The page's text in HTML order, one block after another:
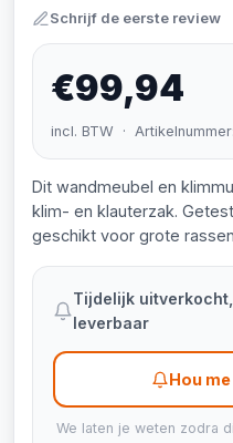
Schrijf de eerste review
€99,94
incl. BTW · Artikelnummer:
Dit wandmeubel en
klim- en klauterzak.
geschikt voor grote
Tijdelijk
leverbaar
Hou
We laten je weten zodra